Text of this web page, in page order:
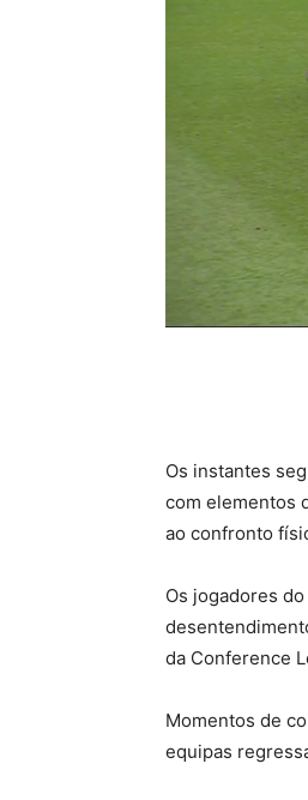
Os instantes
com elementos
ao confronto
Os jogadores
da Conference
Momentos de
equipas